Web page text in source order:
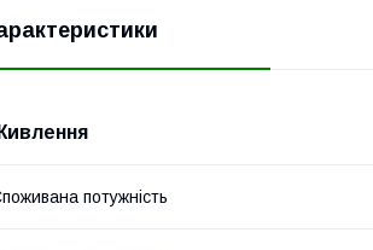
потужність